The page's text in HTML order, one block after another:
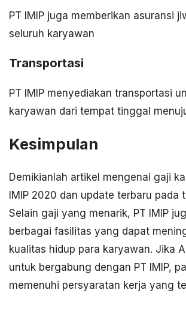
PT IMIP juga memberikan asuransi
seluruh karyawan
Transportasi
PT IMIP menyediakan transportasi
karyawan dari tempat tinggal
Kesimpulan
Demikianlah artikel mengenai gaji
IMIP 2020 dan update terbaru pada
Selain gaji yang menarik, PT IMIP
berbagai fasilitas yang dapat
kualitas hidup para karyawan. Jika
untuk bergabung dengan PT IMIP,
memenuhi persyaratan kerja yang